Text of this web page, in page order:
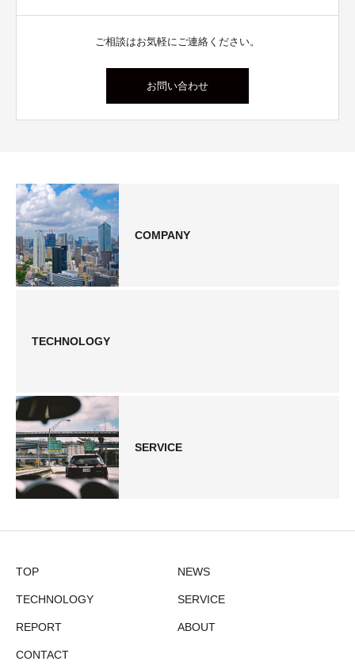
ご相談はお気軽にご連絡ください。
お問い合わせ
COMPANY
TECHNOLOGY
SERVICE
TOP NEWS
TECHNOLOGY SERVICE
REPORT ABOUT
CONTACT